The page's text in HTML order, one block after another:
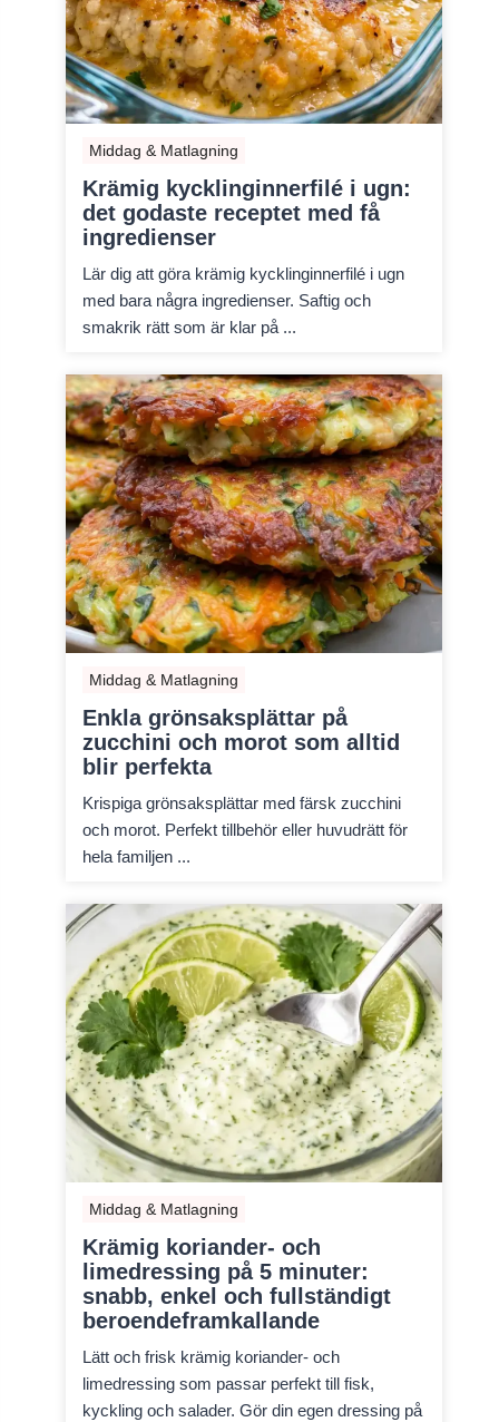
Middag & Matlagning
Krämig kycklinginnerfilé i ugn:
det godaste receptet med få
ingredienser
Lär dig att göra krämig kycklinginnerfilé i ugn
med bara några ingredienser. Saftig och
smakrik rätt som är klar på ...
Middag & Matlagning
Enkla grönsaksplättar på
zucchini och morot som alltid
blir perfekta
Krispiga grönsaksplättar med färsk zucchini
och morot. Perfekt tillbehör eller huvudrätt för
hela familjen ...
Middag & Matlagning
Krämig koriander- och
limedressing på 5 minuter:
snabb, enkel och fullständigt
beroendeframkallande
Lätt och frisk krämig koriander- och
limedressing som passar perfekt till fisk,
kyckling och salader. Gör din egen dressing på